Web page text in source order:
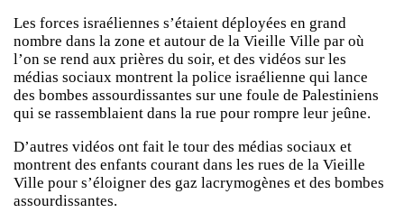
Les forces israéliennes s’étaient déployées en grand
nombre dans la zone et autour de la Vieille Ville par où
l’on se rend aux prières du soir, et des vidéos sur les
médias sociaux montrent la police israélienne qui lance
des bombes assourdissantes sur une foule de Palestiniens
qui se rassemblaient dans la rue pour rompre leur jeûne.
D’autres vidéos ont fait le tour des médias sociaux et
montrent des enfants courant dans les rues de la Vieille
Ville pour s’éloigner des gaz lacrymogènes et des bombes
assourdissantes.